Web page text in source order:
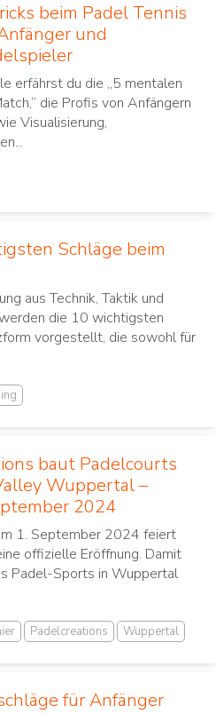
beim Padel Tennis
und
erfährst du die „5 mentalen
die Profis von Anfängern
Visualisierung,
Schläge beim
aus Technik, Taktik und
die 10 wichtigsten
vorgestellt, die sowohl für
baut Padelcourts
Wuppertal –
2024
1. September 2024 feiert
offizielle Eröffnung. Damit
Padel-Sports in Wuppertal
Padelcreations Wuppertal
für Anfänger